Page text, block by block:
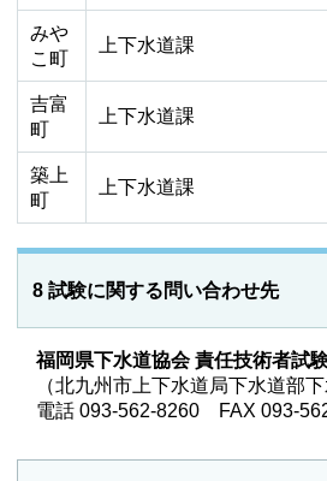
みや
こ町
上下水道課
吉富
町
上下水道課
築上
町
上下水道課
8 試験に関する問い合わせ先
福岡県下水道協会 責任技術者試
（北九州市上下水道局下水道部下
電話 093-562-8260 FAX 093-